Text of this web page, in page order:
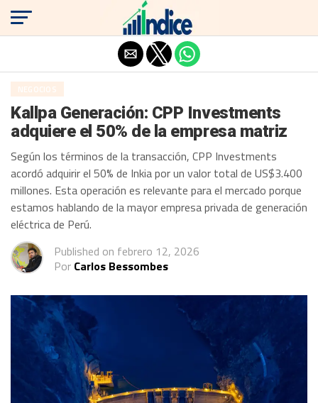
NEGOCIOS
Kallpa Generación: CPP Investments
adquiere el 50% de la empresa matriz
Según los términos de la transacción, CPP Investments
acordó adquirir el 50% de Inkia por un valor total de US$3.400
millones. Esta operación es relevante para el mercado porque
estamos hablando de la mayor empresa privada de generación
eléctrica de Perú.
Published on febrero 12, 2026
Por Carlos Bessombes
Salir de la versión móvil